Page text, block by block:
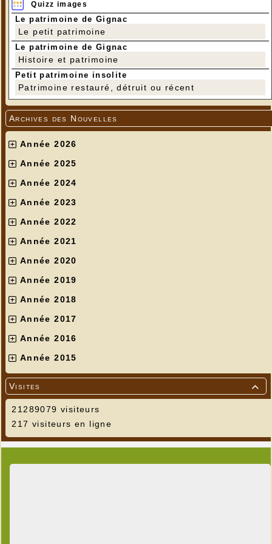
Quizz images
Le patrimoine de Gignac
Le petit patrimoine
Le patrimoine de Gignac
Histoire et patrimoine
Petit patrimoine insolite
Patrimoine restauré, détruit ou récent
Archives des Nouvelles
Année 2026
Année 2025
Année 2024
Année 2023
Année 2022
Année 2021
Année 2020
Année 2019
Année 2018
Année 2017
Année 2016
Année 2015

Visites
21289079 visiteurs
217 visiteurs en ligne